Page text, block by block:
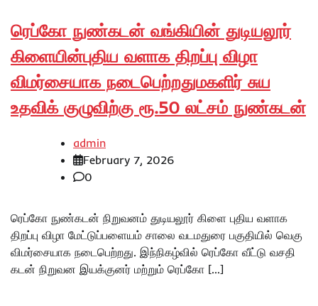
ரெப்கோ நுண்கடன் வங்கியின் துடியலூர்
கிளையின்புதிய வளாக திறப்பு விழா
விமர்சையாக நடைபெற்றதுமகளிர் சுய
உதவிக் குழுவிற்கு ரூ.50 லட்சம் நுண்கடன்
admin
February 7, 2026
0
ரெப்கோ நுண்கடன் நிறுவனம் துடியலூர் கிளை புதிய வளாக
திறப்பு விழா மேட்டுப்பளையம் சாலை வடமதுரை பகுதியில் வெகு
விமர்சையாக நடைபெற்றது. இந்நிகழ்வில் ரெப்கோ வீட்டு வசதி
கடன் நிறுவன இயக்குனர் மற்றும் ரெப்கோ […]